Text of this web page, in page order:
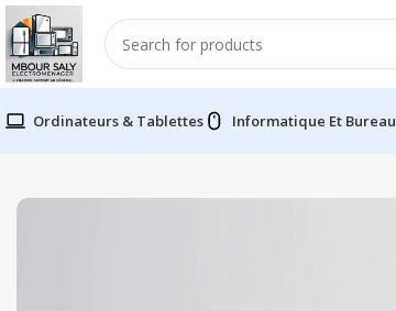
Ordinateurs & Tablettes Informatique Et Bureau